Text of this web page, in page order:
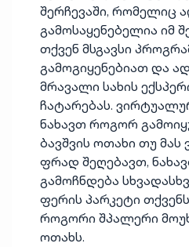
შერჩევაში, რომელიც
გამოსაყენებელია იმ
თქვენ მსგავსი
გამოგიყენებიათ და
მრავალი სახის
ჩატარებას.
ნახავთ როგორ
ბავშვის ოთახი თუ
ფრად შეღებავთ,
გამოჩნდება
ფერის პარკეტი
როგორი შპალერი
ოთახს.